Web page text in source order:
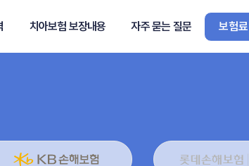
치아보험 보장내용 자주 묻는 질문 보험